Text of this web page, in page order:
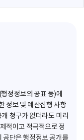
정정보의 공표 등)에
정보 및 예산집행 사항
청구가 없더라도 미리
적이고 적극적으로 정
공단은 행정정보 공개를